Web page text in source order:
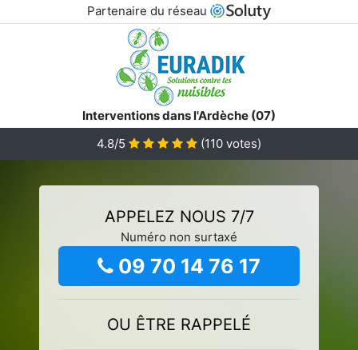
Partenaire du réseau
Interventions dans l'Ardèche (07)
4.8/5
(110 votes)
APPELEZ NOUS 7/7
Numéro non surtaxé
09 70 14 76 17
OU ÊTRE RAPPELÉ